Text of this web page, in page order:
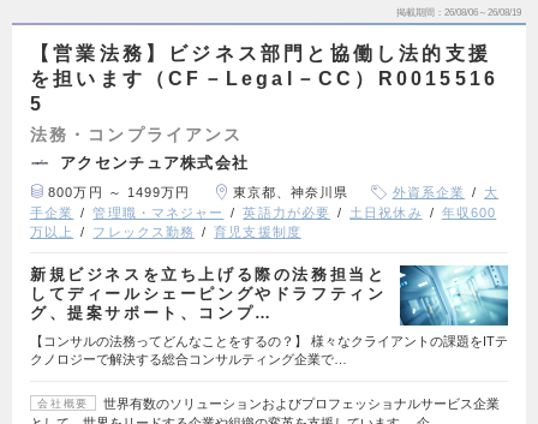
掲載期間 26/08/06～26/08/19
【営業法務】ビジネス部門と協働し法的支援
を担います（CF－Legal－CC）R0015516
5
法務・コンプライアンス
アクセンチュア株式会社
800万円 ～ 1499万円 東京都、神奈川県 外資系企業
大
手企業
管理職・マネジャー 英語力が必要 土日祝休み
年収600
万以上
フレックス勤務 育児支援制度
新規ビジネスを立ち上げる際の法務担当と
してディールシェーピングやドラフティン
グ、提案サポート、コンプ…
【コンサルの法務ってどんなことをするの？】 様々なクライアントの課題をITテ
クノロジーで解決する総合コンサルティング企業で…
会社概要
世界有数のソリューションおよびプロフェッショナルサービス企業